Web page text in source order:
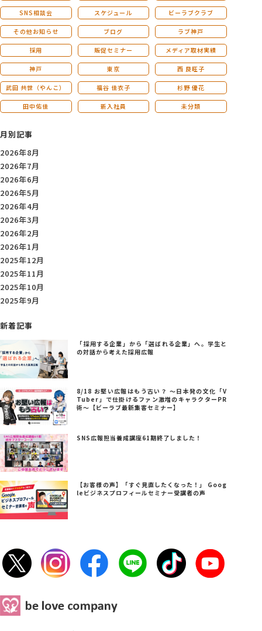
SNS相談会 スケジュール ビーラブクラブ
その他お知らせ ブログ ラブ神戸
採用 販促セミナー メディア取材実績
神戸 東京 西 良旺子
武田 共世（やんこ） 福谷 佳衣子 杉野 優花
田中佑佳 新入社員 未分類
月別記事
2026年8月
2026年7月
2026年6月
2026年5月
2026年4月
2026年3月
2026年2月
2026年1月
2025年12月
2025年11月
2025年10月
2025年9月
新着記事
「採用する企業」から「選ばれる企業」へ。学生と
の対話から考えた採用広報
8/18 お堅い広報はもう古い？ ～日本発の文化「V
Tuber」で仕掛けるファン激増のキャラクターPR
術～【ビーラブ最新集客セミナー】
SNS広報担当養成講座61期終了しました！
【お客様の声】「すぐ見直したくなった！」 Goog
leビジネスプロフィールセミナー受講者の声